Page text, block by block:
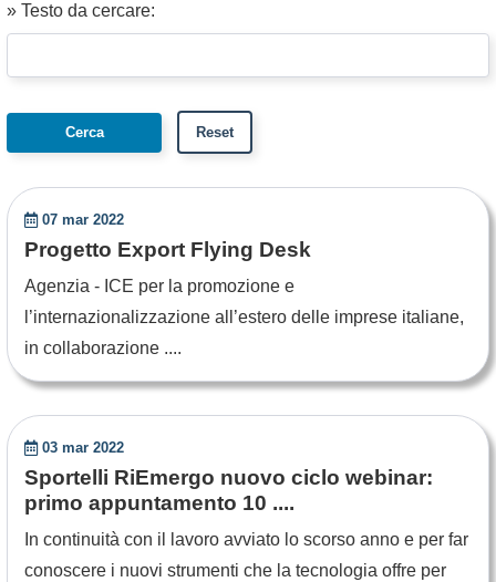
» Testo da cercare:
07 mar 2022
Progetto Export Flying Desk
Agenzia - ICE per la promozione e
l’internazionalizzazione all’estero delle imprese italiane,
in collaborazione ....
03 mar 2022
Sportelli RiEmergo nuovo ciclo webinar:
primo appuntamento 10 ....
In continuità con il lavoro avviato lo scorso anno e per far
conoscere i nuovi strumenti che la tecnologia offre per